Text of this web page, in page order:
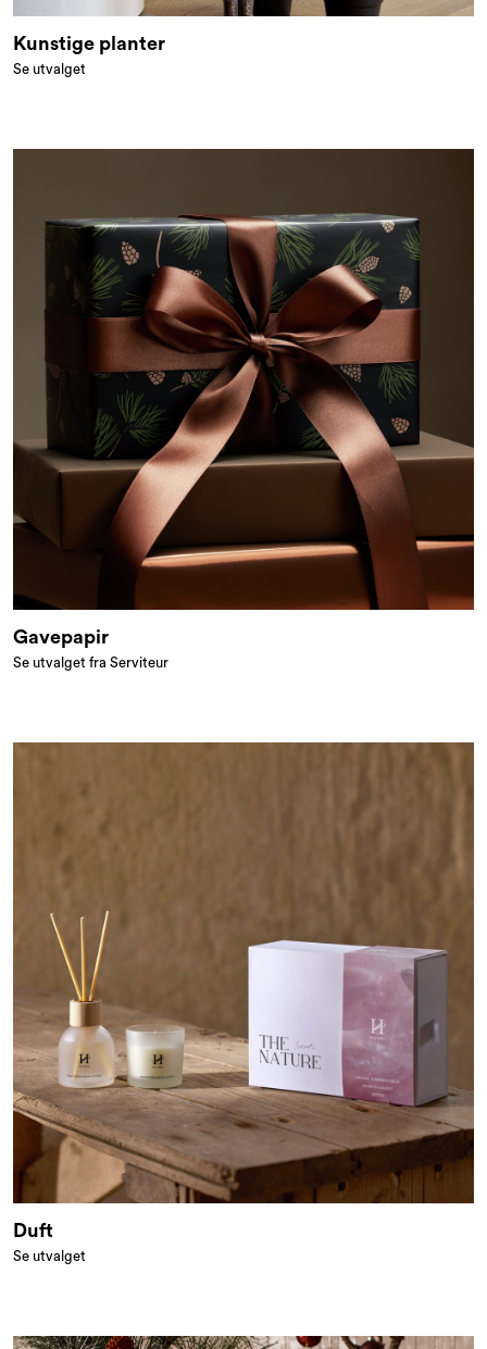
Kunstige planter
Se utvalget
Gavepapir
Se utvalget fra Serviteur
Duft
Se utvalget